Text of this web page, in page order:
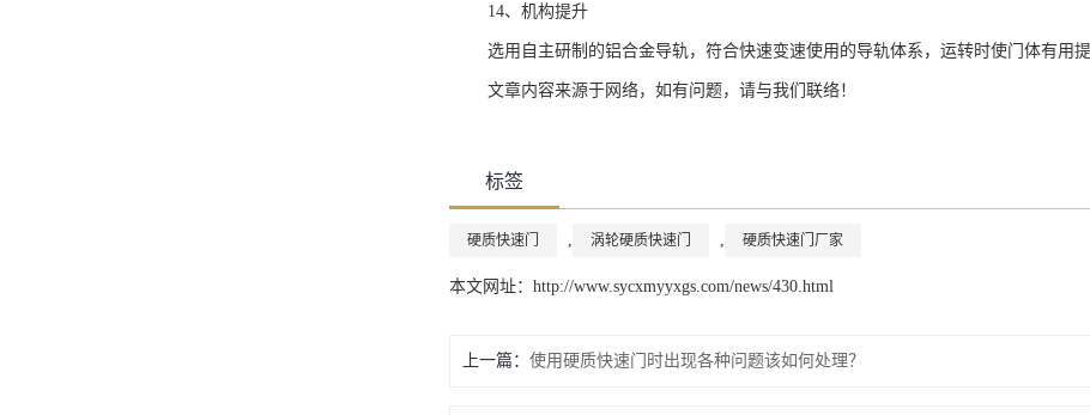
14、机构提升
选用自主研制的铝合金导轨，符合快速变速使用的导轨体系，运转时使门体有用
文章内容来源于网络，如有问题，请与我们联络！
标签
硬质快速门 涡轮硬质快速门 硬质快速门厂家
本文网址：http://www.sycxmyyxgs.com/news/430.html
上一篇： 使用硬质快速门时出现各种问题该如何处理？